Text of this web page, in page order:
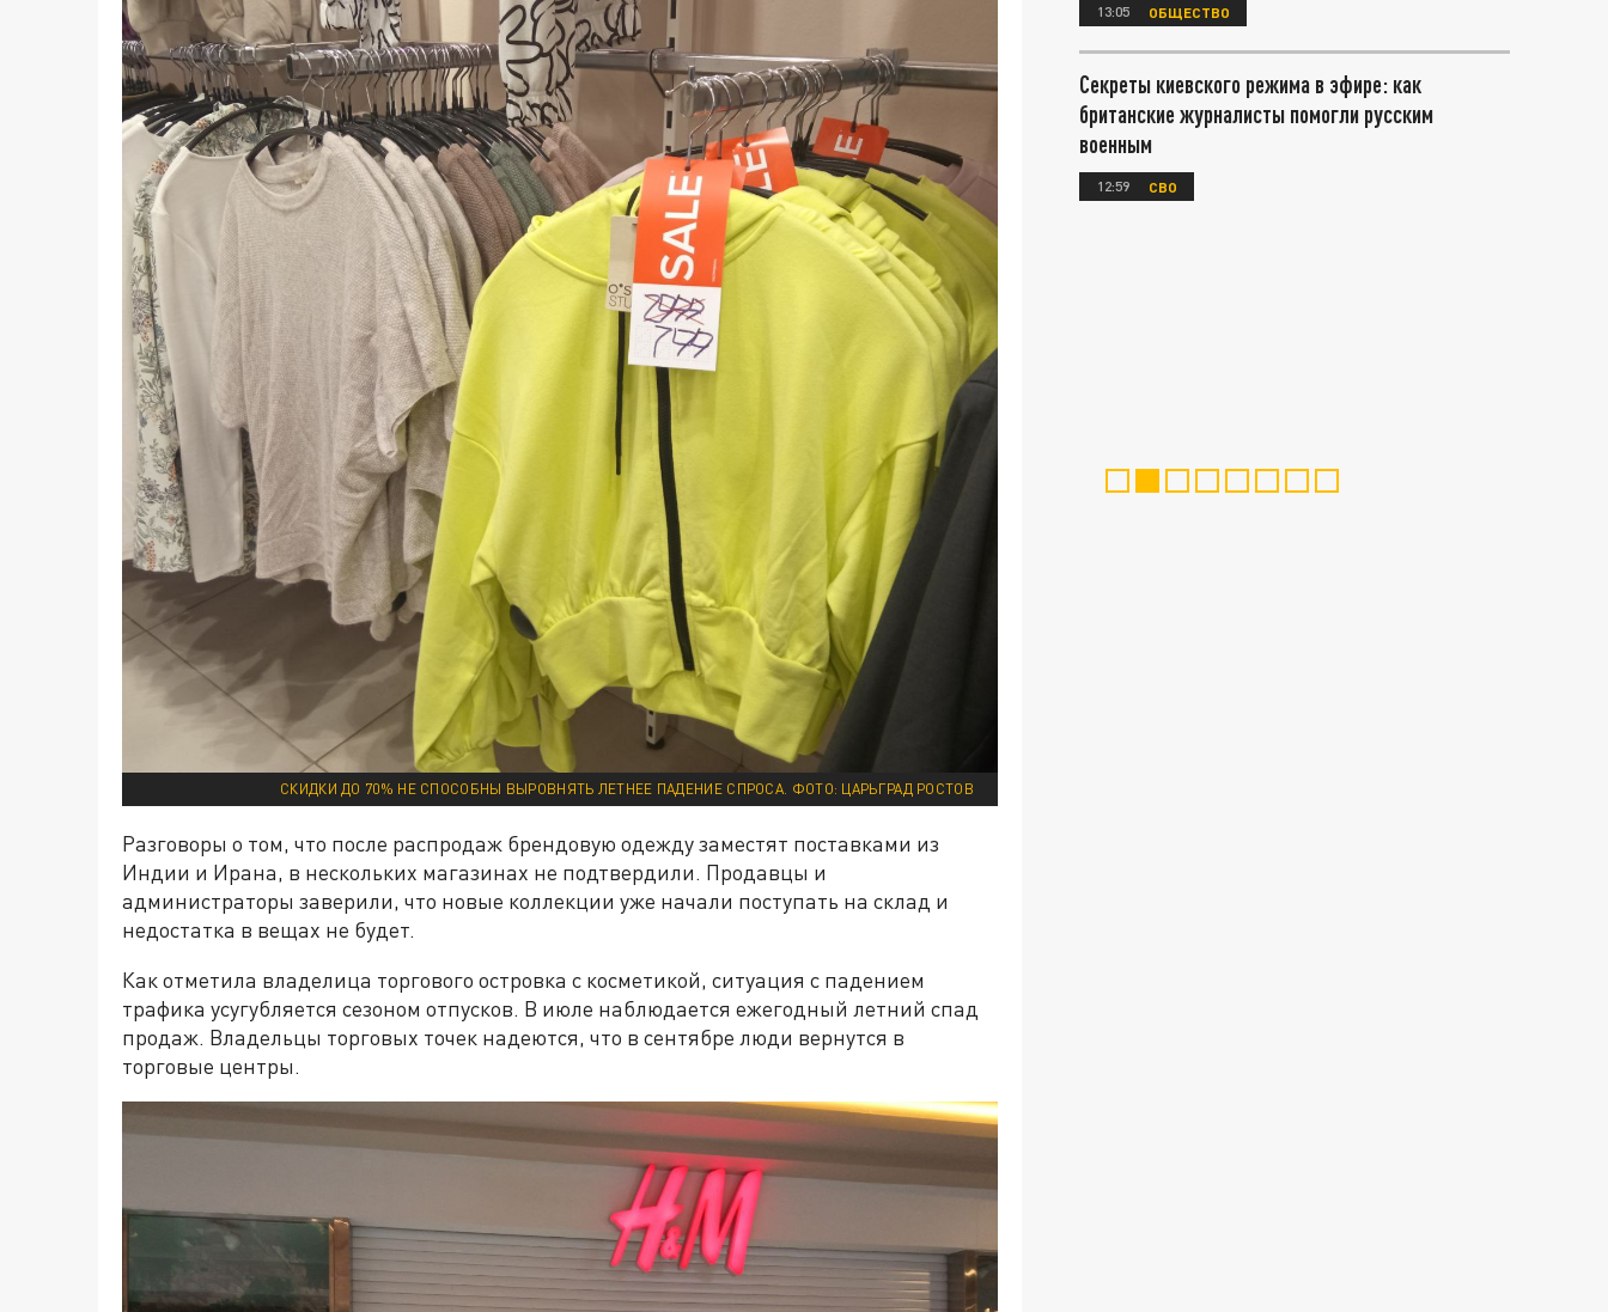
СКИДКИ ДО 70% НЕ СПОСОБНЫ ВЫРОВНЯТЬ ЛЕТНЕЕ ПАДЕНИЕ СПРОСА. ФОТО: ЦАРЬГРАД РОСТОВ
Разговоры о том, что после распродаж брендовую одежду заместят поставками из
Индии и Ирана, в нескольких магазинах не подтвердили. Продавцы и
администраторы заверили, что новые коллекции уже начали поступать на склад и
недостатка в вещах не будет.
Как отметила владелица торгового островка с косметикой, ситуация с падением
трафика усугубляется сезоном отпусков. В июле наблюдается ежегодный летний спад
продаж. Владельцы торговых точек надеются, что в сентябре люди вернутся в
торговые центры.
13:05 ОБЩЕСТВО
Секреты киевского режима в эфире: как
британские журналисты помогли русским
военным
12:59 СВО